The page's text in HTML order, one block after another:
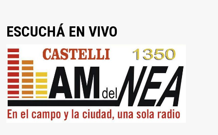
ESCUCHÁ EN VIVO